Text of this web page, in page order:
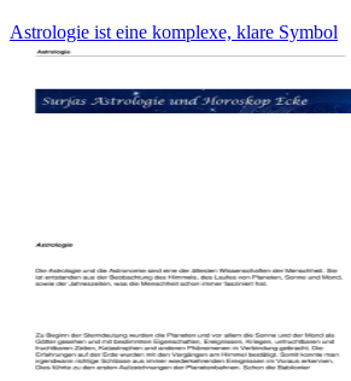
Astrologie ist eine komplexe, klare Symbol